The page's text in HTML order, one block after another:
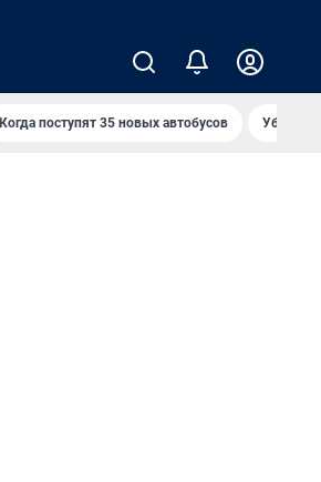
Когда поступят 35 новых автобусов Убийца